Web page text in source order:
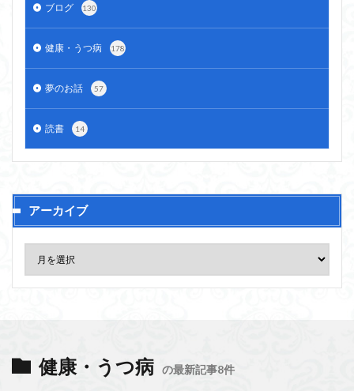
ブログ 130
健康・うつ病 178
夢のお話 57
読書 14
アーカイブ
健康・うつ病 の最新記事8件